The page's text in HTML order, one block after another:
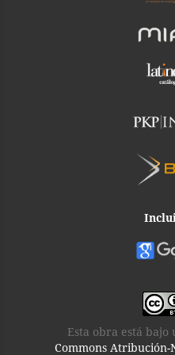
Esta obra está bajo
Commons